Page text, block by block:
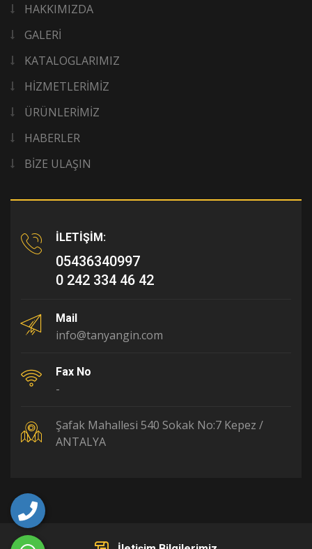
HAKKIMIZDA
GALERİ
KATALOGLARIMIZ
HİZMETLERİMİZ
ÜRÜNLERİMİZ
HABERLER
BİZE ULAŞIN
İLETİŞİM:
05436340997
0 242 334 46 42
Mail
info@tanyangin.com
Fax No
-
Şafak Mahallesi 540 Sokak No:7 Kepez /
ANTALYA